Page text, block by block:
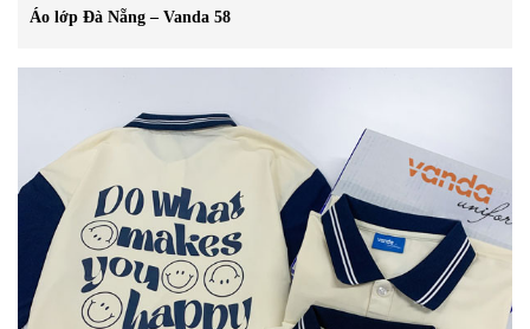
Áo lớp Đà Nẵng – Vanda 58